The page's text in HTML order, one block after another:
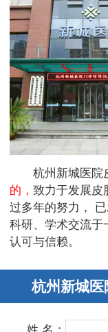
杭州新城医院
的， 致力于发展皮
过多年的努力，
科研、学术交流于
认可与信赖。
杭州新城医
姓 名：